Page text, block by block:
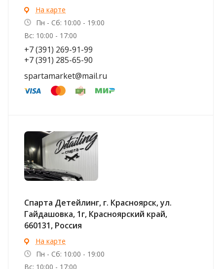
На карте
Пн - Сб: 10:00 - 19:00
Вс: 10:00 - 17:00
+7 (391) 269-91-99
+7 (391) 285-65-90
spartamarket@mail.ru
Спарта Детейлинг, г. Красноярск, ул. ​
Гайдашовка, 1г, Красноярский край, ​
660131, Россия
На карте
Пн - Сб: 10:00 - 19:00
Вс: 10:00 - 17:00